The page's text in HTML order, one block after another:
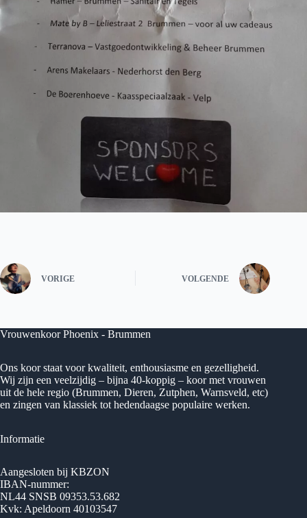
VORIGE VOLGENDE
Vrouwenkoor Phoenix - Brummen
Ons koor staat voor kwaliteit, enthousiasme en gezelligheid.
Wij zijn een veelzijdig – bijna 40-koppig – koor met vrouwen
uit de hele regio (Brummen, Dieren, Zutphen, Warnsveld, etc)
en zingen van klassiek tot hedendaagse populaire werken.
Informatie
Aangesloten bij KBZON
IBAN-nummer:
NL44 SNSB 09353.53.682
Kvk: Apeldoorn 40103547